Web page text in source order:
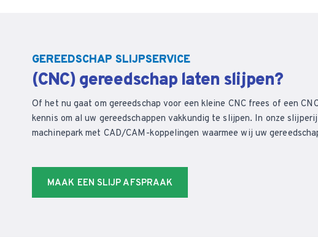
GEREEDSCHAP SLIJPSERVICE
(CNC) gereedschap laten slijpen?
Of het nu gaat om gereedschap voor een kleine CNC frees of een
kennis om al uw gereedschappen vakkundig te slijpen. In onze
machinepark met CAD/CAM-koppelingen waarmee wij uw
MAAK EEN SLIJP AFSPRAAK